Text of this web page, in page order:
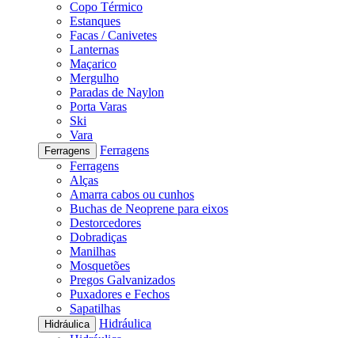
Copo Térmico
Estanques
Facas / Canivetes
Lanternas
Maçarico
Mergulho
Paradas de Naylon
Porta Varas
Ski
Vara
Ferragens
Ferragens
Ferragens
Alças
Amarra cabos ou cunhos
Buchas de Neoprene para eixos
Destorcedores
Dobradiças
Manilhas
Mosquetões
Pregos Galvanizados
Puxadores e Fechos
Sapatilhas
Hidráulica
Hidráulica